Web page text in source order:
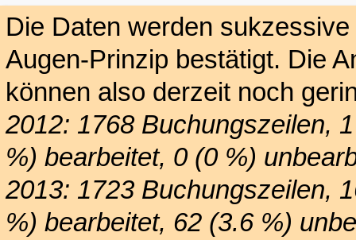
Die Daten werden
Augen-Prinzip bestätigt. Die
können also derzeit noch
2012: 1768 Buchungszeilen,
%) bearbeitet, 0 (0 %)
2013: 1723 Buchungszeilen,
%) bearbeitet, 62 (3.6 %)